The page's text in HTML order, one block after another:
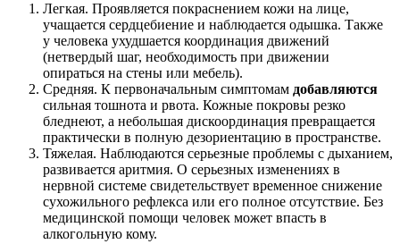
Легкая. Проявляется покраснением кожи на лице,
учащается сердцебиение и наблюдается одышка. Также
у человека ухудшается координация движений
(нетвердый шаг, необходимость при движении
опираться на стены или мебель).
Средняя. К первоначальным симптомам добавляются
сильная тошнота и рвота. Кожные покровы резко
бледнеют, а небольшая дискоординация превращается
практически в полную дезориентацию в пространстве.
Тяжелая. Наблюдаются серьезные проблемы с дыханием,
развивается аритмия. О серьезных изменениях в
нервной системе свидетельствует временное снижение
сухожильного рефлекса или его полное отсутствие. Без
медицинской помощи человек может впасть в
алкогольную кому.